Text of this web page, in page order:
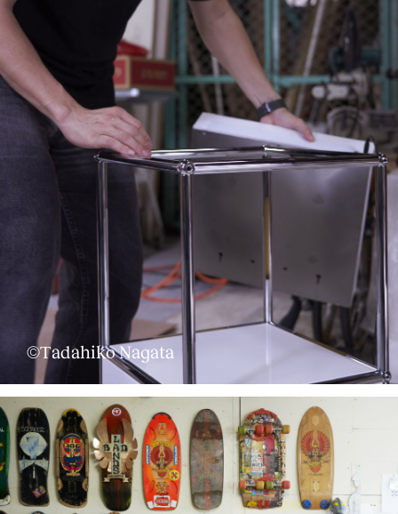
©Tadahiko Nagata